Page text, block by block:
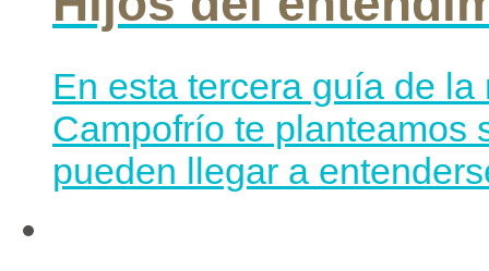
En esta tercera guía de
Campofrío te planteamos
pueden llegar a